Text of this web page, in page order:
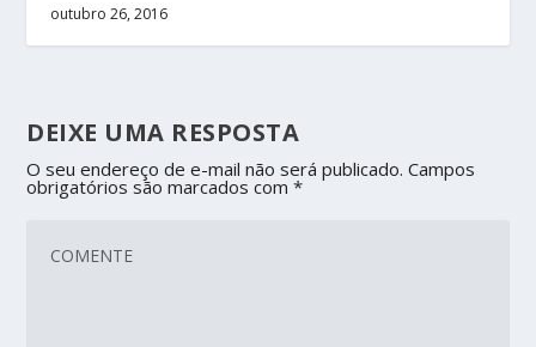
outubro 26, 2016
DEIXE UMA RESPOSTA
O seu endereço de e-mail não será publicado. Campos
obrigatórios são marcados com*